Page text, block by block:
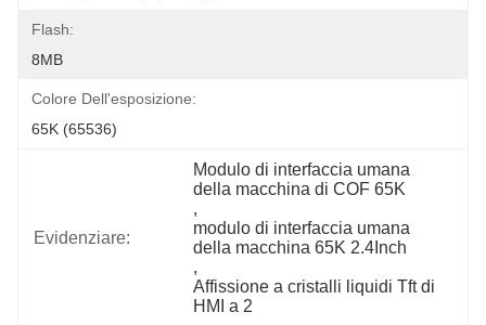
Flash:
8MB
Colore Dell'esposizione:
65K (65536)
Evidenziare:
Modulo di interfaccia umana
della macchina di COF 65K
,
modulo di interfaccia umana
della macchina 65K 2.4Inch
,
Affissione a cristalli liquidi Tft di
HMI a 2